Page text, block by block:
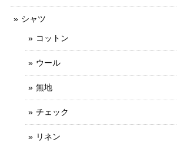
シャツ
コットン
ウール
無地
チェック
リネン